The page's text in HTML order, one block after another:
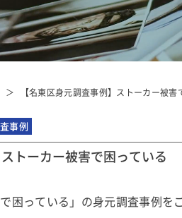
【名東区身元調査事例】ストーカー被害
事例
トーカー被害で困っている
困っている」の身元調査事例を